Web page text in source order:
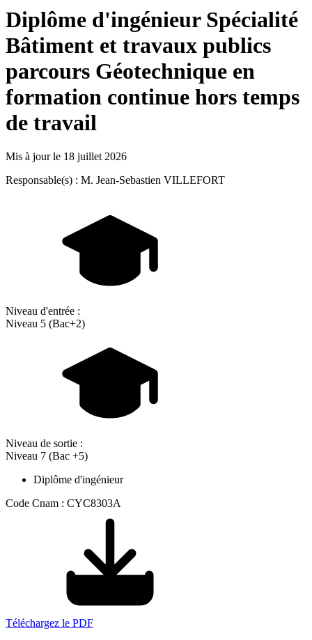
Diplôme d'ingénieur Spécialité
Bâtiment et travaux publics
parcours Géotechnique en
formation continue hors temps
de travail
Mis à jour le 18 juillet 2026
Responsable(s) : M. Jean-Sebastien VILLEFORT
Niveau d'entrée :
Niveau 5 (Bac+2)
Niveau de sortie :
Niveau 7 (Bac +5)
Diplôme d'ingénieur
Code Cnam : CYC8303A
Téléchargez le PDF